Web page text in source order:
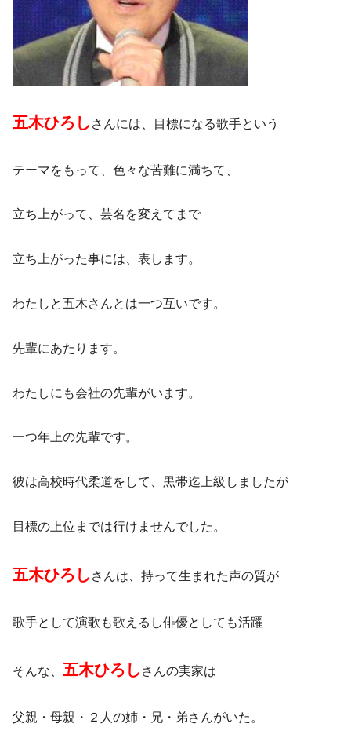
五木ひろし さんには、目標になる歌手という
テーマをもって、色々な苦難に満ちて、
立ち上がって、芸名を変えてまで
立ち上がった事には、表します。
わたしと五木さんとは一つ互いです。
先輩にあたります。
わたしにも会社の先輩がいます。
一つ年上の先輩です。
彼は高校時代柔道をして、黒帯迄上級しましたが
目標の上位までは行けませんでした。
五木ひろし さんは、持って生まれた声の質が
歌手として演歌も歌えるし俳優としても活躍
そんな、 五木ひろし さんの実家は
父親・母親・２人の姉・兄・弟さんがいた。